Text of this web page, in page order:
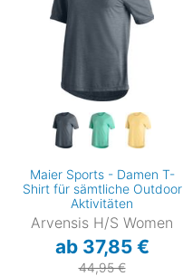
Maier Sports - Damen T-
Shirt für sämtliche Outdoor
Aktivitäten
Arvensis H/S Women
ab 37,85 €
44,95 €